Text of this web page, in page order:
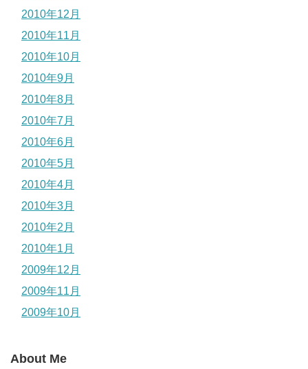
2010年12月
2010年11月
2010年10月
2010年9月
2010年8月
2010年7月
2010年6月
2010年5月
2010年4月
2010年3月
2010年2月
2010年1月
2009年12月
2009年11月
2009年10月
About Me